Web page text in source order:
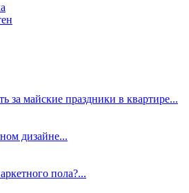
за майские праздники в квартире...
дизайне...
пола?...